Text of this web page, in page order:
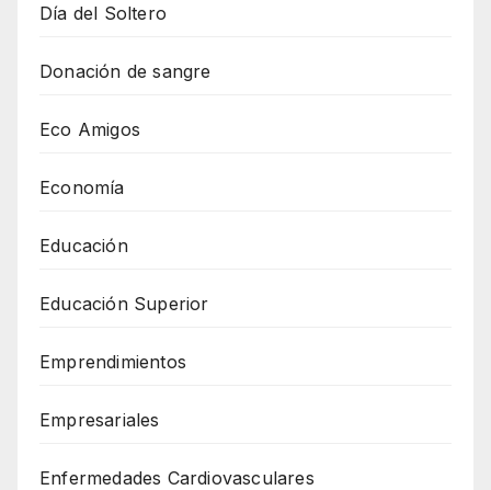
Día del Soltero
Donación de sangre
Eco Amigos
Economía
Educación
Educación Superior
Emprendimientos
Empresariales
Enfermedades Cardiovasculares